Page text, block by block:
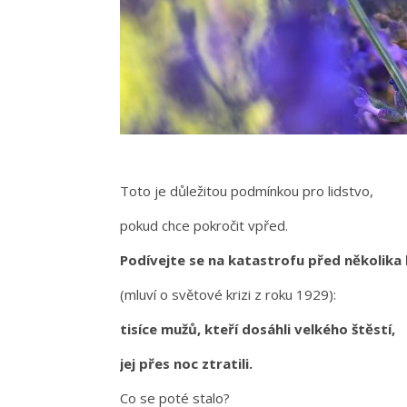
Toto je důležitou podmínkou pro lidstvo,
pokud chce pokročit vpřed.
Podívejte se na katastrofu před několika
(mluví o světové krizi z roku 1929):
tisíce mužů, kteří dosáhli velkého štěstí,
jej přes noc ztratili.
Co se poté stalo?